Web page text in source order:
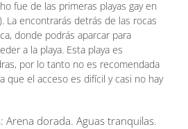
fue de las primeras playas gay en
La encontrarás detrás de las rocas
donde podrás aparcar para
a la playa. Esta playa es
por lo tanto no es recomendada
que el acceso es difícil y casi no hay
Arena dorada. Aguas tranquilas.